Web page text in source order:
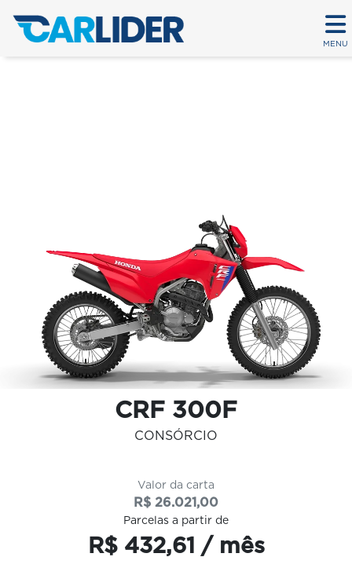
MENU
CRF 300F
CONSÓRCIO
Valor da carta
R$ 26.021,00
Parcelas a partir de
R$ 432,61 / mês